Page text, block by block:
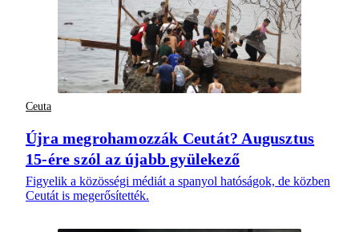
Ceuta
Újra megrohamozzák Ceutát? Augusztus
15-ére szól az újabb gyülekező
Figyelik a közösségi médiát a spanyol hatóságok, de közben
Ceutát is megerősítették.